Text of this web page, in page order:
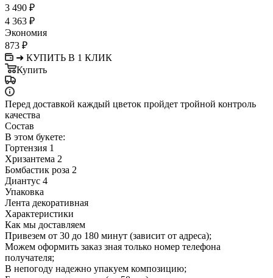
3 490 ₽
4 363 ₽
Экономия
873 ₽
➜ КУПИТЬ В 1 КЛИК
Купить
Перед доставкой каждый цветок пройдет тройной контроль
качества
Состав
В этом букете:
Гортензия 1
Хризантема 2
Бомбастик роза 2
Диантус 4
Упаковка
Лента декоративная
Характеристики
Как мы доставляем
Привезем от 30 до 180 минут (зависит от адреса);
Можем оформить заказ зная только номер телефона
получателя;
В непогоду надежно упакуем композицию;